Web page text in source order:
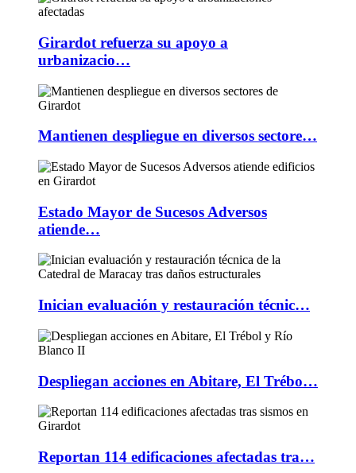
Girardot refuerza su apoyo a
urbanizacio…
Mantienen despliegue en diversos sectore…
Estado Mayor de Sucesos Adversos
atiende…
Inician evaluación y restauración técnic…
Despliegan acciones en Abitare, El Trébo…
Reportan 114 edificaciones afectadas tra…